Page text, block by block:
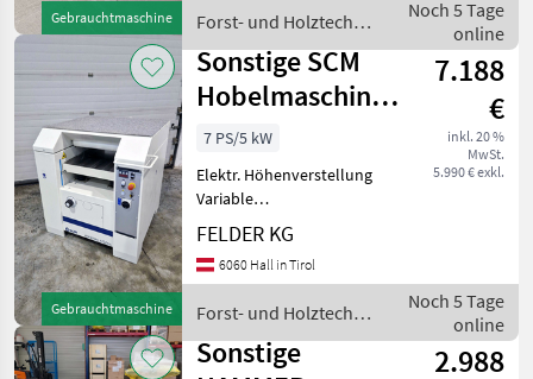
Gebrauchtmaschine
Zweite Gummierte
Transport-Auszugswalze
Kopp
Forst- und Holztechnik
/ Sonstige
Noch 5 Tage
online
Gebrauchtmaschine
Sonstige SCM
Hobelmaschine
Minimax s52es
7.188
€
inkl. 20 %
MwSt.
5.990 € exkl.
7 PS/5 kW
Elektr. Höhenverstellung
Variable
Vorschubgeschwindigkeit
Betriebsanleitung,
Ersatzteilliste
Ersatzmesser
Motorleistung: 7, 5 PS/HP
(5, 5 kW) Hobelwe
FELDER KG
6060 Hall in Tirol
Forst- und Holztechnik
/ Sonstige
Noch 5 Tage
online
Sonstige
2.988